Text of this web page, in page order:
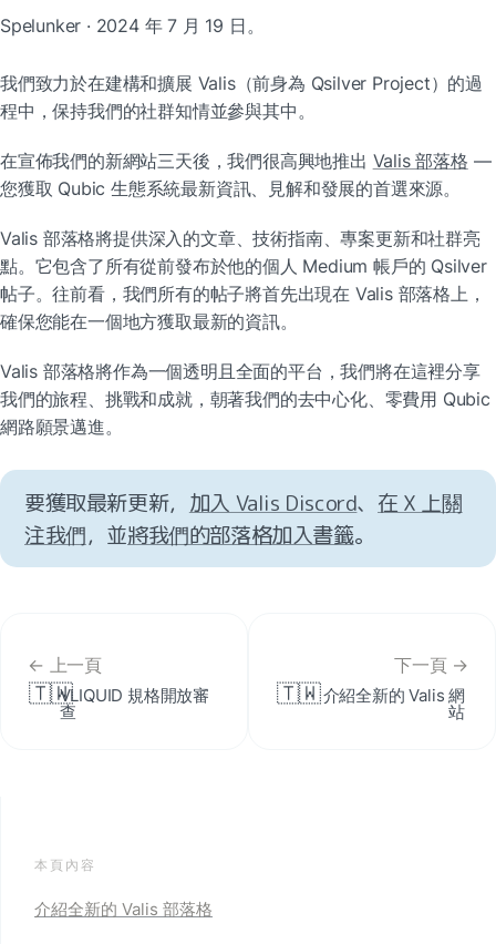
Spelunker · 2024 年 7 月 19 日。
我們致力於在建構和擴展 Valis（前身為 Qsilver Project）的過
程中，保持我們的社群知情並參與其中。
在宣佈我們的新網站三天後，我們很高興地推出 Valis 部落格 —
您獲取 Qubic 生態系統最新資訊、見解和發展的首選來源。
Valis 部落格將提供深入的文章、技術指南、專案更新和社群亮
點。它包含了所有從前發布於他的個人 Medium 帳戶的 Qsilver
帖子。往前看，我們所有的帖子將首先出現在 Valis 部落格上，
確保您能在一個地方獲取最新的資訊。
Valis 部落格將作為一個透明且全面的平台，我們將在這裡分享
我們的旅程、挑戰和成就，朝著我們的去中心化、零費用 Qubic
網路願景邁進。
要獲取最新更新， 加入 Valis Discord、 在 X 上關
注我們，並將我們的部落格加入書籤。
← 上一頁
🇹🇼VLIQUID 規格開放審
查
下一頁 →
🇹🇼介紹全新的 Valis 網
站
本頁內容
介紹全新的 Valis 部落格